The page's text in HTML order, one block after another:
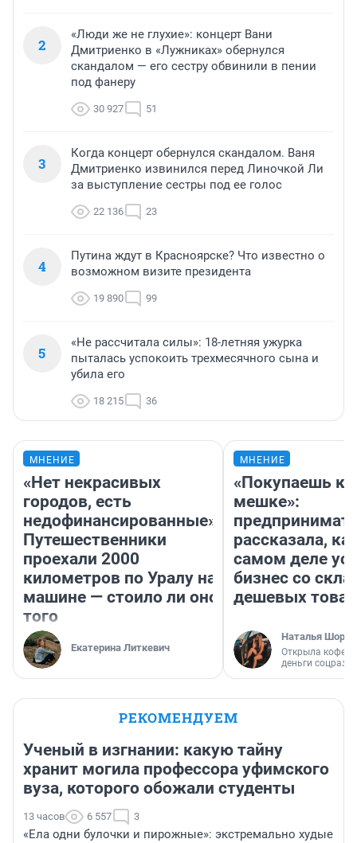
2
«Люди же не глухие»: концерт Вани
Дмитриенко в «Лужниках» обернулся
скандалом — его сестру обвинили в пении
под фанеру
30 927 51
3
Когда концерт обернулся скандалом. Ваня
Дмитриенко извинился перед Линочкой Ли
за выступление сестры под ее голос
22 136 23
4
Путина ждут в Красноярске? Что известно о
возможном визите президента
19 890 99
5
«Не рассчитала силы»: 18-летняя ужурка
пыталась успокоить трехмесячного сына и
убила его
18 215 36
МНЕНИЕ
«Нет некрасивых
городов, есть
недофинансированные».
Путешественники
проехали 2000
километров по Уралу на
машине — стоило ли оно
того
Екатерина Литкевич
МНЕНИЕ
«Покупаешь
мешке»:
рассказала,
самом деле
бизнес со
дешевых
Наталья
Открыла
деньги
РЕКОМЕНДУЕМ
Ученый в изгнании: какую тайну
хранит могила профессора уфимского
вуза, которого обожали студенты
13 часов 6 557 3
«Ела одни булочки и пирожные»: экстремально худые